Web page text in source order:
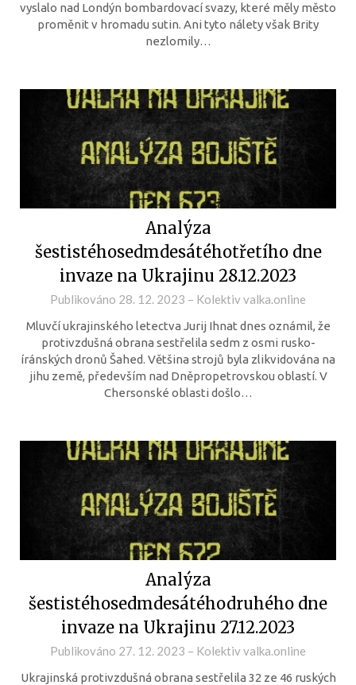
vyslalo nad Londýn bombardovací svazy, které měly město
proměnit v hromadu sutin. Ani tyto nálety však Brity
nezlomily…
Analýza
šestistéhosedmdesátéhotřetího dne
invaze na Ukrajinu 28.12.2023
Publikováno 28. 12. 2023 – Kolektiv valka.online
Mluvčí ukrajinského letectva Jurij Ihnat dnes oznámil, že
protivzdušná obrana sestřelila sedm z osmi rusko-
íránských dronů Šahed. Většina strojů byla zlikvidována na
jihu země, především nad Dněpropetrovskou oblastí. V
Chersonské oblasti došlo…
Analýza
šestistéhosedmdesátéhodruhého dne
invaze na Ukrajinu 27.12.2023
Publikováno 27. 12. 2023 – Kolektiv valka.online
Ukrajinská protivzdušná obrana sestřelila 32 ze 46 ruských